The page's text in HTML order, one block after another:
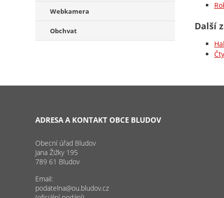
Webkamera
Obchvat Další
ADRESA A KONTAKT OBCE BLUDOV
Obecní úřad Bludov
Jana Žižky 195
789 61 Bludov
Email:
podatelna@ou.bludov.cz